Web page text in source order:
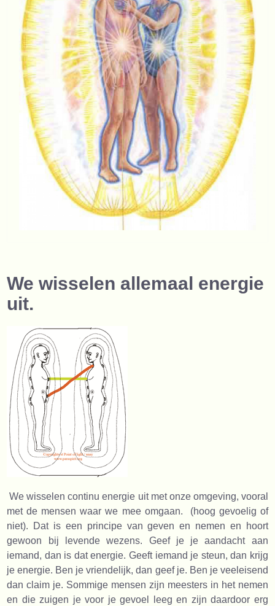
We wisselen allemaal energie
uit.
We wisselen continu energie uit met onze omgeving, vooral
met de mensen waar we mee omgaan. (hoog gevoelig of
niet). Dat is een principe van geven en nemen en hoort
gewoon bij levende wezens. Geef je je aandacht aan
iemand, dan is dat energie. Geeft iemand je steun, dan krijg
je energie. Ben je vriendelijk, dan geef je. Ben je veeleisend
dan claim je. Sommige mensen zijn meesters in het nemen
en die zuigen je voor je gevoel leeg en zijn daardoor erg